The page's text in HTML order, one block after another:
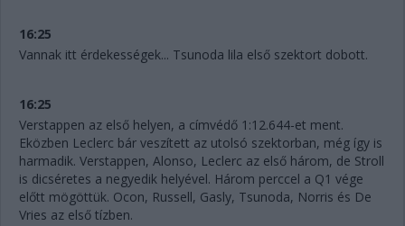
16:25
Vannak itt érdekességek... Tsunoda lila első szektort dobott.
16:25
Verstappen az első helyen, a címvédő 1:12.644-et ment.
Eközben Leclerc bár veszített az utolsó szektorban, még így is
harmadik. Verstappen, Alonso, Leclerc az első három, de Stroll
is dicséretes a negyedik helyével. Három perccel a Q1 vége
előtt mögöttük. Ocon, Russell, Gasly, Tsunoda, Norris és De
Vries az első tízben.